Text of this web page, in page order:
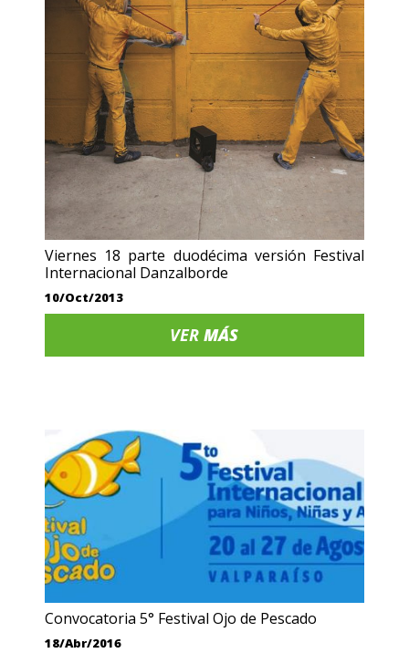
Viernes 18 parte duodécima versión Festival
Internacional Danzalborde
10/Oct/2013
VERMÁS
Convocatoria 5° Festival Ojo de Pescado
18/Abr/2016